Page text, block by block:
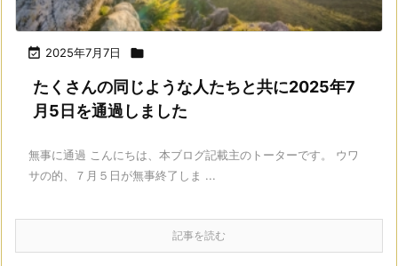
 2025年7月7日 
たくさんの同じような人たちと共に2025年7
月5日を通過しました
無事に通過 こんにちは、本ブログ記載主のトーターです。 ウワ
サの的、７月５日が無事終了しま ...
記事を読む